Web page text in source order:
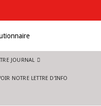
JOURNAL
NOTRE LETTRE D’INFO